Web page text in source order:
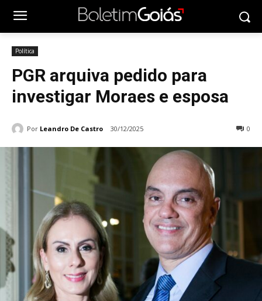
Política
PGR arquiva pedido para
investigar Moraes e esposa
Por Leandro De Castro 30/12/2025 0